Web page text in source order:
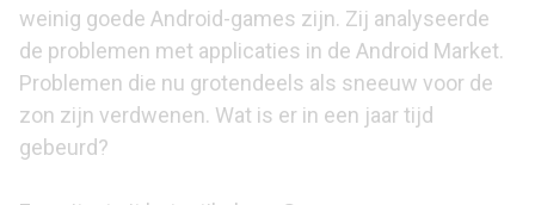
weinig goede Android-games zijn. Zij analyseerde
de problemen met applicaties in de Android Market.
Problemen die nu grotendeels als sneeuw voor de
zon zijn verdwenen. Wat is er in een jaar tijd
gebeurd?